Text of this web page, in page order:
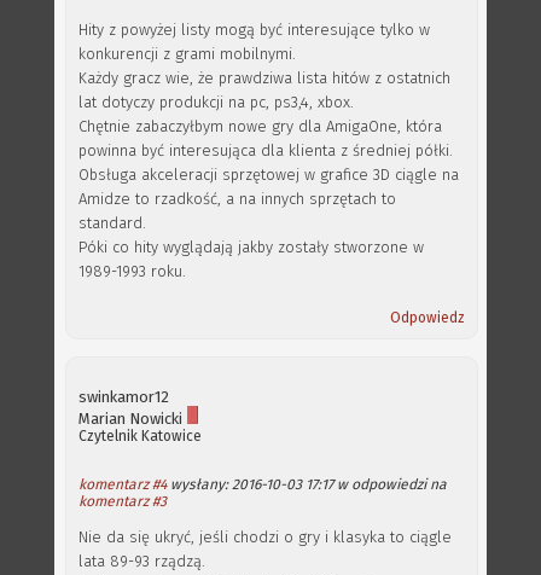
Hity z powyżej listy mogą być interesujące tylko w
konkurencji z grami mobilnymi.
Każdy gracz wie, że prawdziwa lista hitów z ostatnich
lat dotyczy produkcji na pc, ps3,4, xbox.
Chętnie zabaczyłbym nowe gry dla AmigaOne, która
powinna być interesująca dla klienta z średniej półki.
Obsługa akceleracji sprzętowej w grafice 3D ciągle na
Amidze to rzadkość, a na innych sprzętach to
standard.
Póki co hity wyglądają jakby zostały stworzone w
1989-1993 roku.
Odpowiedz
swinkamor12
Marian Nowicki
Czytelnik Katowice
komentarz #4wysłany: 2016-10-03 17:17 w odpowiedzi na
komentarz #3
Nie da się ukryć, jeśli chodzi o gry i klasyka to ciągle
lata 89-93 rządzą.